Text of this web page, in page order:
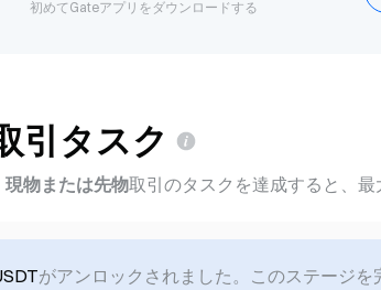
初めてGateアプリをダウンロードする
引タスク
現物または先物取引のタスクを達成すると、最
がアンロックされました。このステージを